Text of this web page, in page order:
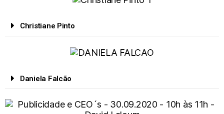
Christiane Pinto
Daniela Falcão